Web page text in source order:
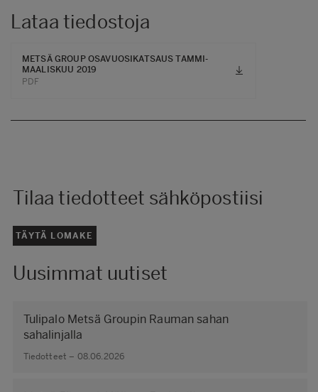
Lataa tiedostoja
METSÄ GROUP OSAVUOSIKATSAUS TAMMI-
MAALISKUU 2019
PDF
Tilaa tiedotteet sähköpostiisi
TÄYTÄ LOMAKE
Uusimmat uutiset
Tulipalo Metsä Groupin Rauman sahan
sahalinjalla
Tiedotteet – 08.06.2026